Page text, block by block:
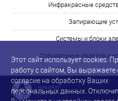
Инфракрасные
Запирающие
Системы и блоки
Специальные изделия и
Этот сайт использует cookies.
работу с сайтом, Вы выражаете
согласие на обработку Ваших
персональных данных.